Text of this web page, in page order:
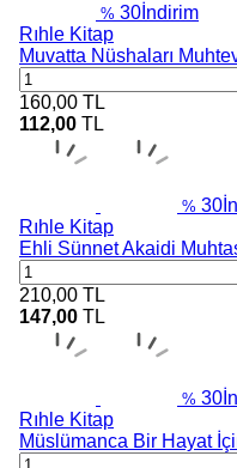
% 30 İndirim
Rıhle Kitap
Muvatta Nüshaları
160,00 TL
112,00 TL
% 30
Rıhle Kitap
Ehli Sünnet Akaidi
210,00 TL
147,00 TL
% 30
Rıhle Kitap
Müslümanca Bir Hayat